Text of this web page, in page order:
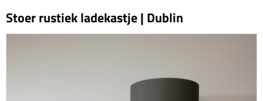
Stoer rustiek ladekastje | Dublin